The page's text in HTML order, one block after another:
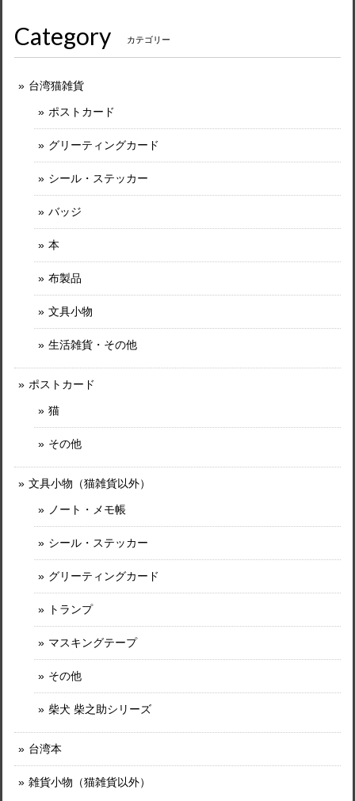
Category カテゴリー
台湾猫雑貨
ポストカード
グリーティングカード
シール・ステッカー
バッジ
本
布製品
文具小物
生活雑貨・その他
ポストカード
猫
その他
文具小物（猫雑貨以外）
ノート・メモ帳
シール・ステッカー
グリーティングカード
トランプ
マスキングテープ
その他
柴犬 柴之助シリーズ
台湾本
雑貨小物（猫雑貨以外）